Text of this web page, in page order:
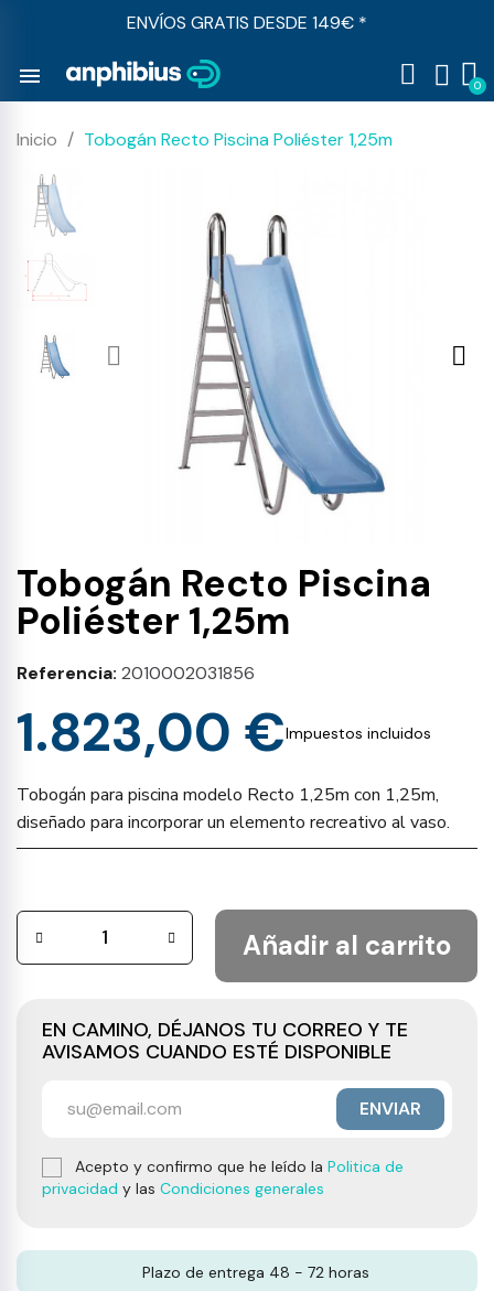
ENVÍOS GRATIS DESDE 149€ *
menu
Inicio Tobogán Recto Piscina Poliéster 1,25m
Tobogán Recto Piscina
Poliéster 1,25m
Referencia 2010002031856
1.823,00 €Impuestos incluidos
Tobogán para piscina modelo Recto 1,25m con 1,25m,
diseñado para incorporar un elemento recreativo al vaso.
Añadir al carrito
EN CAMINO, DÉJANOS TU CORREO Y TE
AVISAMOS CUANDO ESTÉ DISPONIBLE
ENVIAR
Acepto y confirmo que he leído la Politica de
privacidad y las Condiciones generales
Plazo de entrega 48 - 72 horas